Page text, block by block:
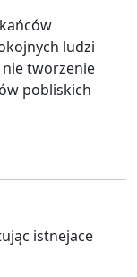
ludzi
tworzenie
pobliskich
istnejace